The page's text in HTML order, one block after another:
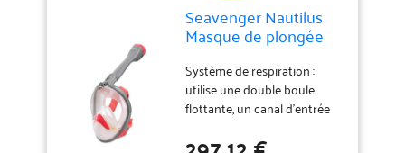
Seavenger Nautilus
Masque de plongée
intégral avec tuba
avec nouveau
système respiratoire
(corail, taille S/M)
Système de respiration :
utilise une double boule
flottante, un canal d'entrée
sortie unidirectionnelles.